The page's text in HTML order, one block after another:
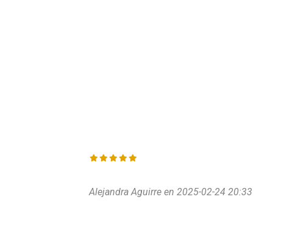
Alejandra Aguirre en 2025-02-24 20:33